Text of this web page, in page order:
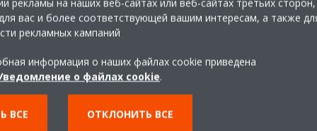
рекламы на наших веб-сайтах или веб-сайтах третьих
вас и более соответствующей вашим интересам, а также
рекламных кампаний
информация о наших файлах cookie приведена
о файлах cookie.
ВСЕ ОТКЛОНИТЬ ВСЕ